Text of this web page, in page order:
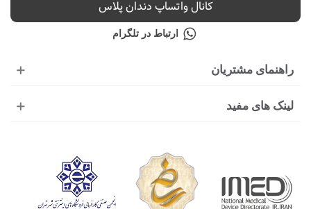
راهنمای مشتریان
لینک های مفید
کانال واتساپ دندان پلاس
ارتباط در تلگرام